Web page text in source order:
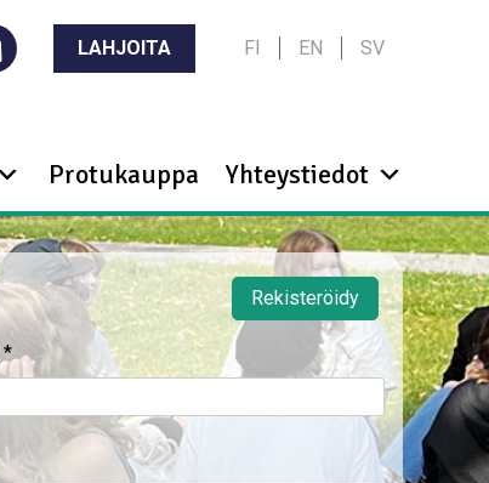
LAHJOITA FI EN SV
Protukauppa Yhteystiedot
Rekisteröidy
*